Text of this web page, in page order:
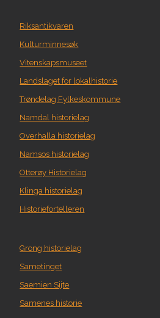
Riksantikvaren
Kulturminnesøk
Vitenskapsmuseet
Landslaget for lokalhistorie
Trøndelag Fylkeskommune
Namdal historielag
Overhalla historielag
Namsos historielag
Otterøy Historielag
Klinga historielag
Historiefortelleren
Grong historielag
Sametinget
Saemien Sijte
Samenes historie